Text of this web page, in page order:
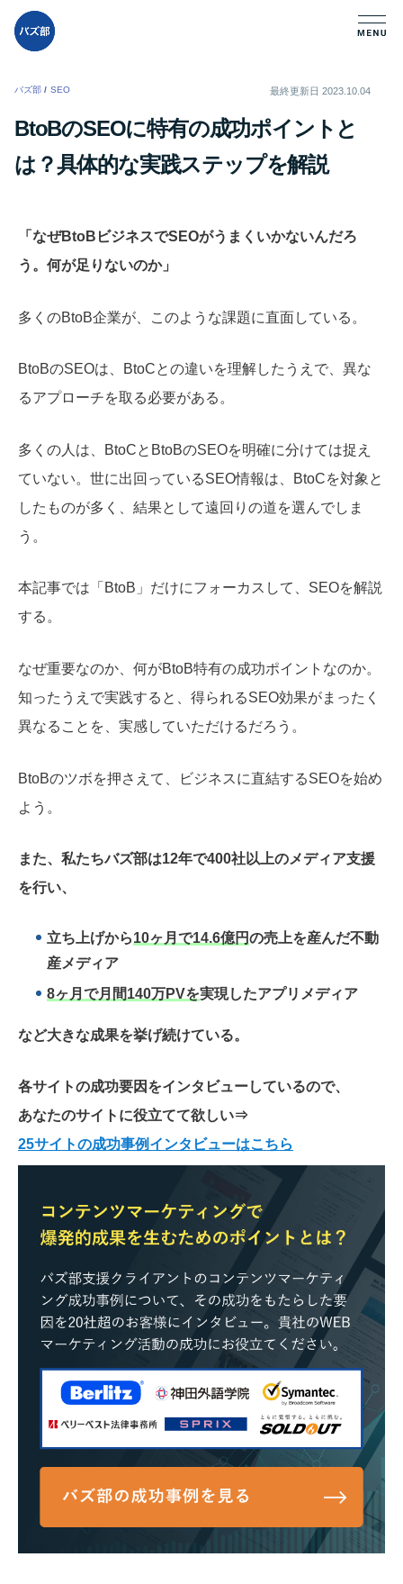
バズ部 / SEO 最終更新日 2023.10.04
BtoBのSEOに特有の成功ポイントと
は？具体的な実践ステップを解説
「なぜBtoBビジネスでSEOがうまくいかないんだろ
う。何が足りないのか」
多くのBtoB企業が、このような課題に直面している。
BtoBのSEOは、BtoCとの違いを理解したうえで、異な
るアプローチを取る必要がある。
多くの人は、BtoCとBtoBのSEOを明確に分けては捉え
ていない。世に出回っているSEO情報は、BtoCを対象と
したものが多く、結果として遠回りの道を選んでしま
う。
本記事では「BtoB」だけにフォーカスして、SEOを解説
する。
なぜ重要なのか、何がBtoB特有の成功ポイントなのか。
知ったうえで実践すると、得られるSEO効果がまったく
異なることを、実感していただけるだろう。
BtoBのツボを押さえて、ビジネスに直結するSEOを始め
よう。
また、私たちバズ部は12年で400社以上のメディア支援
を行い、
立ち上げから10ヶ月で14.6億円の売上を産んだ不動
産メディア
8ヶ月で月間140万PVを実現したアプリメディア
など大きな成果を挙げ続けている。
各サイトの成功要因をインタビューしているので、
あなたのサイトに役立てて欲しい⇒
25サイトの成功事例インタビューはこちら